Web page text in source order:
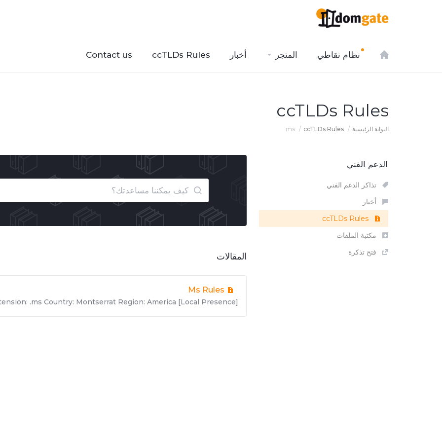
نظام نقاطي المتجر أخبار ccTLDs Rules
Contact us
ccTLDs Rules
البوابة الرئيسية ccTLDs Rules
ms
المقالات
Ms Rules
.ms Country: Montserrat Region: America [Local Presence]...
الدعم الفني
تذاكر الدعم الفني
أخبار
مكتبة الملفات
فتح تذكرة